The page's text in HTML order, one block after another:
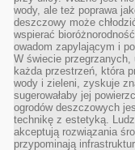
wody, ale też poprawa
deszczowy może
wspierać
owadom zapylającym i
W świecie
każda przestrzeń, która
wody i zieleni, zyskuje
sugerowałaby jej
ogrodów deszczowych
technikę z estetyką.
akceptują rozwiązania
przypominają